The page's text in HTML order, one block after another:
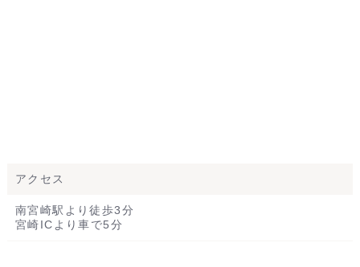
アクセス
南宮崎駅より徒歩3分
宮崎ICより車で5分